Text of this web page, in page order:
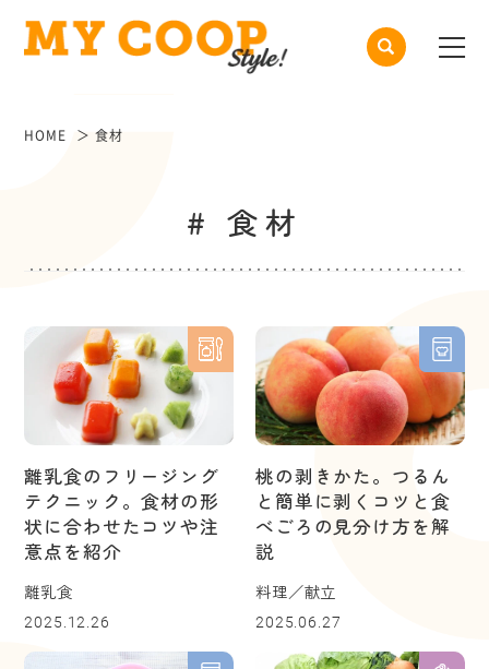
HOME 食材
# 食材
離乳食のフリージング
テクニック。食材の形
状に合わせたコツや注
意点を紹介
離乳食
2025.12.26
桃の剥きかた。つるん
と簡単に剥くコツと食
べごろの見分け方を解
説
料理／献立
2025.06.27